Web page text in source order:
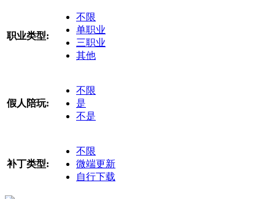
职业类型:
不限
单职业
三职业
其他
假人陪玩:
不限
是
不是
补丁类型:
不限
微端更新
自行下载